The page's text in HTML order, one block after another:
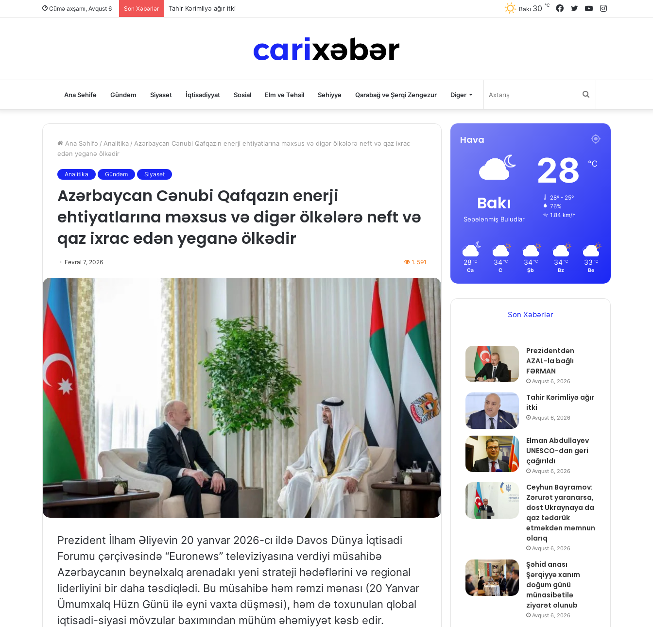
Cümə axşamı, Avqust 6 Son Xəbərlər Tahir Kərimliyə ağır itki YouTube
Twitter
Facebook
Bakı 30 ℃
Ana Səhifə Gündəm Siyasət İqtisadiyyat Sosial Elm və Təhsil Səhiyyə Qarabağ və Şərqi Zəngəzur Digər Axtarış
Ana Səhifə / Analitika / Azərbaycan Cənubi Qafqazın enerji ehtiyatlarına məxsus və digər ölkələrə neft və qaz ixrac
edən yeganə ölkədir
Analitika Gündəm Siyasət
Azərbaycan Cənubi Qafqazın enerji
ehtiyatlarına məxsus və digər ölkələrə neft və
qaz ixrac edən yeganə ölkədir
Fevral 7, 2026 1. 591
Prezident İlham Əliyevin 20 yanvar 2026-cı ildə Davos Dünya İqtisadi
Forumu çərçivəsində “Euronews” televiziyasına verdiyi müsahibə
Azərbaycanın beynəlxalq arenadakı yeni strateji hədəflərini və regional
liderliyini bir daha təsdiqlədi. Bu müsahibə həm rəmzi mənası (20 Yanvar
Ümumxalq Hüzn Günü ilə eyni vaxta düşməsi), həm də toxunulan qlobal
iqtisadi-siyasi mövzular baxımından mühüm əhəmiyyət kəsb edir.
Hava
Bakı
Səpələnmiş Buludlar
28 ℃
28º - 25º
76%
1.84 km/h
28 ℃
Ca
34 ℃
C
34 ℃
Şb
34 ℃
Bz
33 ℃
Be
Son Xəbərlər
Prezidentdən
AZAL-la bağlı
FƏRMAN
Avqust 6, 2026
Tahir Kərimliyə ağır
itki
Avqust 6, 2026
Elman Abdullayev
UNESCO-dan geri
çağırıldı
Avqust 6, 2026
Ceyhun Bayramov:
Zərurət yaranarsa,
dost Ukraynaya da
qaz tədarük
etməkdən məmnun
olarıq
Avqust 6, 2026
Şəhid anası
Şərqiyyə xanım
doğum günü
münasibətilə
ziyarət olunub
Avqust 6, 2026